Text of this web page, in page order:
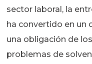
sector laboral, la
ha convertido en un
una obligación de
problemas de